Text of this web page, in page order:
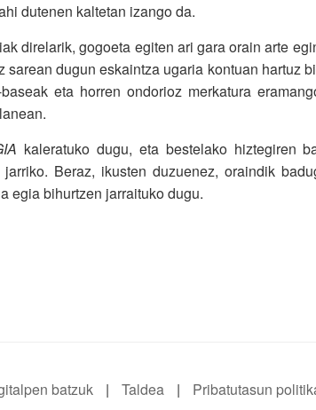
dutenen kaltetan izango da.
direlarik, gogoeta egiten ari gara orain arte
dugun eskaintza ugaria kontuan hartuz
eta horren ondorioz merkatura
kaleratuko dugu, eta bestelako hiztegiren
Beraz, ikusten duzuenez, oraindik
egia bihurtzen jarraituko dugu.
batzuk | Taldea | Pribatutasun